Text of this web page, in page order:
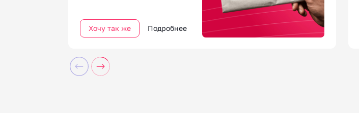
Хочу так же Подробнее